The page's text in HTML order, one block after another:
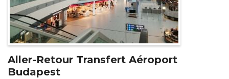
Aller-Retour Transfert Aéroport
Budapest